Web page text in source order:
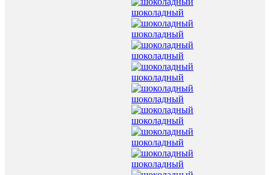
шоколадный
шоколадный
шоколадный
шоколадный
шоколадный
шоколадный
шоколадный
шоколадный